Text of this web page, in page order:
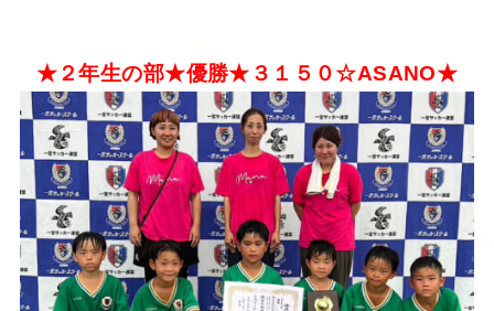
★２年生の部★優勝★３１５０☆ASANO★